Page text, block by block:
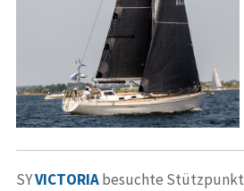
SYVICTORIAbesuchte Stützpunkt